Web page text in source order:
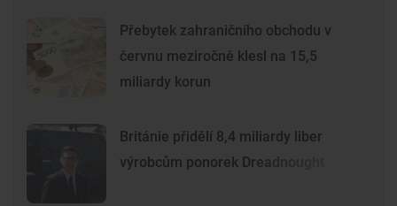
Přebytek zahraničního obchodu v
červnu meziročně klesl na 15,5
miliardy korun
Británie přidělí 8,4 miliardy liber
výrobcům ponorek Dreadnought